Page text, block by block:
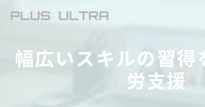
幅広いスキルの習得
労支援